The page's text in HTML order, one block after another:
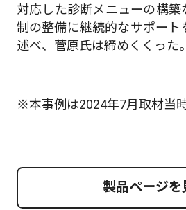
対応した診断メニューの構
制の整備に継続的なサポート
述べ、菅原氏は締めくくった。
※本事例は2024年7月取材当時
製品ページを